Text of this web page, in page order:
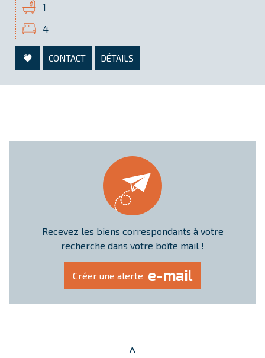
1
4
CONTACT DÉTAILS
Recevez les biens correspondants à votre
recherche dans votre boîte mail !
Créer une alerte e-mail